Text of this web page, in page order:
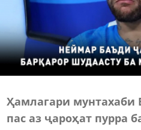
Ҳамлагари мунтахаби
пас аз ҷароҳат пурра